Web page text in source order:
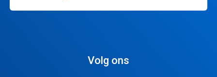
Volg ons